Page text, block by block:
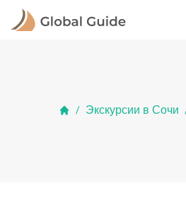
/ Экскурсии в Сочи